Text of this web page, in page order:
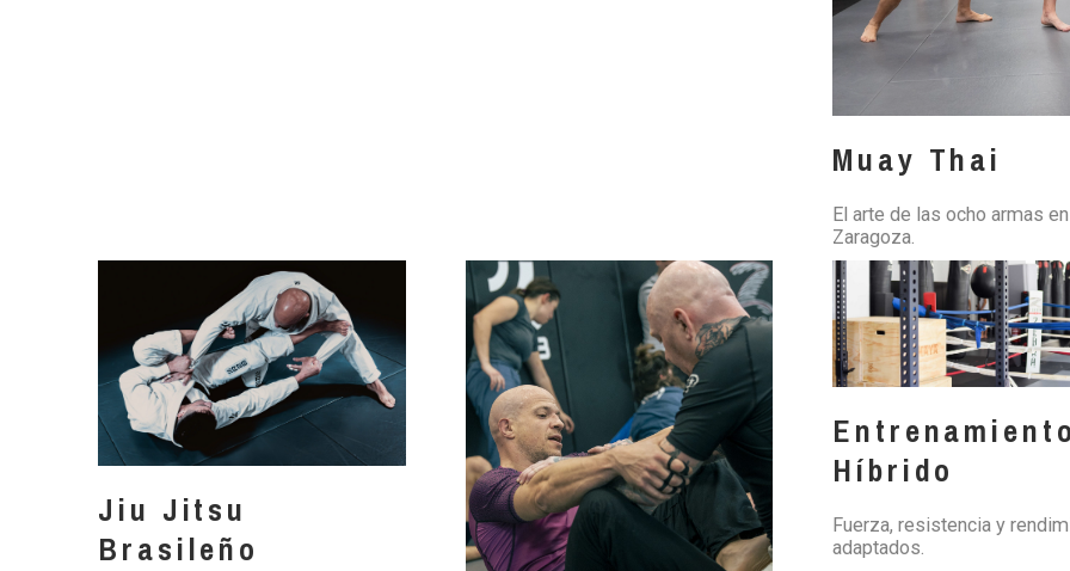
Muay Thai
El arte de las ocho armas en
Zaragoza.
Jiu Jitsu
Brasileño
Entrenamiento
Híbrido
Fuerza, resistencia y
adaptados.